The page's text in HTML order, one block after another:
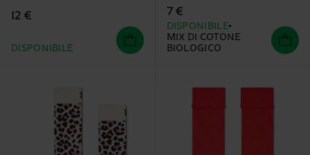
12 €
DISPONIBILE
7 €
DISPONIBILE
MIX DI COTONE
BIOLOGICO